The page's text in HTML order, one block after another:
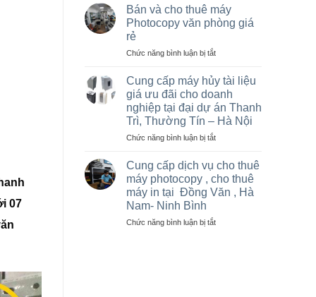
07
giá
rẻ
cho
thầu
vận
động
olympic
ở
thanh
trì
thường
tín
máy
photo
tại
Trì,
Thọ
và
các
khu
công
nghiệp
Bán và cho thuê máy
Photocopy văn phòng giá
rẻ
Chức năng bình luận bị tắtở
cho
thuê
máy
Photocopy
văn
giá
rẻ
Cung cấp máy hủy tài liệu
giá ưu đãi cho doanh
nghiệp tại đại dự án Thanh
Trì, Thường Tín – Hà Nội
Chức năng bình luận bị tắtở
cấp
máy
hủy
tài
giá
Cung cấp dịch vụ cho thuê
máy photocopy , cho thuê
máy in tại Đồng Văn , Hà
Nam- Ninh Bình
Chức năng bình luận bị tắtở